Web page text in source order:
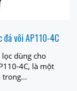
đá vôi AP110-4C
dùng cho
4C, là một